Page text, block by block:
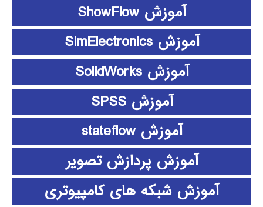
آموزش ShowFlow
آموزش SimElectronics
آموزش SolidWorks
آموزش SPSS
آموزش stateflow
آموزش پردازش تصویر
آموزش شبکه های کامپیوتری